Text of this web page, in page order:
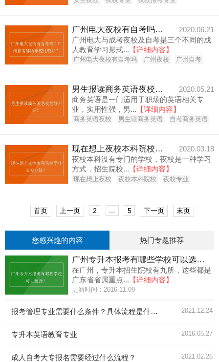
广州电大夜校有自考吗？广州自考哪所学校比较好？
2020.06.21
广州电大与成考夜校及自考是三个不同的成
人教育学习形式... 【详细内容】
广州电大夜校有自考吗 广州夜校 广州自考
男生报读商务英语夜校好不好？
2020.05.21
商务英语是一门适用于职场的英语相关专
业，实用性强，男... 【详细内容】
商务英语夜校 男生读商务英语 自考商务英语
现在想上夜校本科院校学什么专业好？
2020.03.18
夜校本科没有专门的学校，夜校是一种学习
方式，招生院校... 【详细内容】
现在想上夜校 夜校本科院校 夜校专业
首页 上一页 2 ... 5 下一页 末页
您感兴趣的内容 热门专题推荐
广州专升本报考有哪些学校可以选择？
在广州，专升本招生院校有九所，这些都是
广东省省属重点... 【详细内容】
更新时间：2016.11.09
报考管理专业需要什么条件？具体流程是什么？ 2021.12.24
专升本英语教育专业 2016.05.27
成人自考大专报名需要经过什么流程？ 2021.02.26